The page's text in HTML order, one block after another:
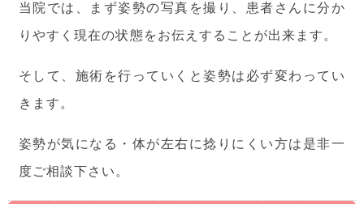
当院では、まず姿勢の写真を撮り、患者さんに分か
りやすく現在の状態をお伝えすることが出来ます。
そして、施術を行っていくと姿勢は必ず変わってい
きます。
姿勢が気になる・体が左右に捻りにくい方は是非一
度ご相談下さい。